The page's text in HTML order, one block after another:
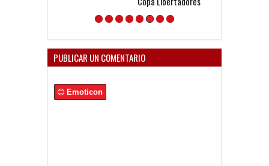
PUBLICAR UN COMENTARIO
Emoticon